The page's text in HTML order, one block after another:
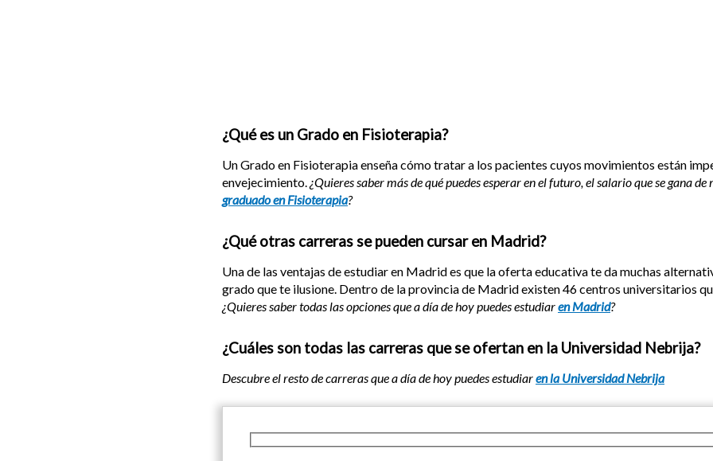
¿Qué es un Grado en Fisioterapia?
Un Grado en Fisioterapia enseña cómo tratar a los pacientes cuyos movimientos están
envejecimiento. ¿Quieres saber más de qué puedes esperar en el futuro, el salario que se gana
graduado en Fisioterapia?
¿Qué otras carreras se pueden cursar en Madrid?
Una de las ventajas de estudiar en Madrid es que la oferta educativa te da muchas
grado que te ilusione. Dentro de la provincia de Madrid existen 46 centros universitarios
¿Quieres saber todas las opciones que a día de hoy puedes estudiaren Madrid?
¿Cuáles son todas las carreras que se ofertan en la Universidad Nebrija?
Descubre el resto de carreras que a día de hoy puedes estudiaren la Universidad Nebrija